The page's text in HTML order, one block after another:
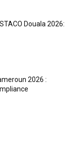
Douala 2026:
2026 :